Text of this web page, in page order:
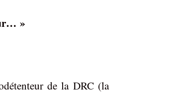
»
de la DRC (la